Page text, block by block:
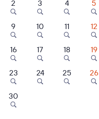
2 3 4 5
9 10 11 12
16 17 18 19
23 24 25 26
30